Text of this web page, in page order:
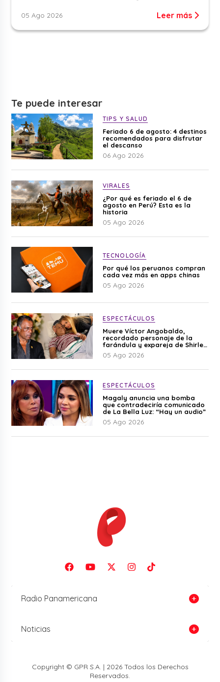
05 Ago 2026 Leer más
Te puede interesar
TIPS Y SALUD
Feriado 6 de agosto: 4 destinos
recomendados para disfrutar
el descanso
06 Ago 2026
VIRALES
¿Por qué es feriado el 6 de
agosto en Perú? Esta es la
historia
05 Ago 2026
TECNOLOGÍA
Por qué los peruanos compran
cada vez más en apps chinas
05 Ago 2026
ESPECTÁCULOS
Muere Víctor Angobaldo,
recordado personaje de la
farándula y expareja de Shirley
Cherres
05 Ago 2026
ESPECTÁCULOS
Magaly anuncia una bomba
que contradeciría comunicado
de La Bella Luz: “Hay un audio”
05 Ago 2026
Radio Panamericana
Noticias
Copyright © GPR S.A. | 2026 Todos los Derechos
Reservados.